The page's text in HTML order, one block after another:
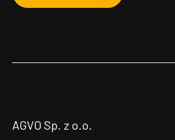
AGVO Sp. z o.o.